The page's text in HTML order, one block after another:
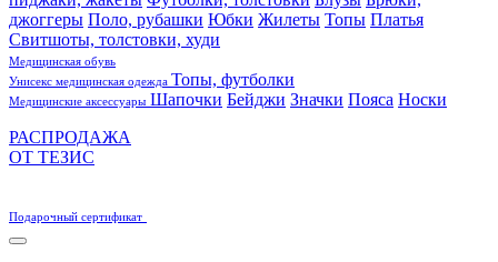
джоггеры Поло, рубашки Юбки Жилеты Топы Платья
Свитшоты, толстовки, худи
Медицинская обувь
Унисекс медицинская одежда Топы, футболки
Медицинские аксессуары Шапочки Бейджи Значки Пояса Носки
РАСПРОДАЖА
ОТ ТЕЗИС
Подарочный сертификат